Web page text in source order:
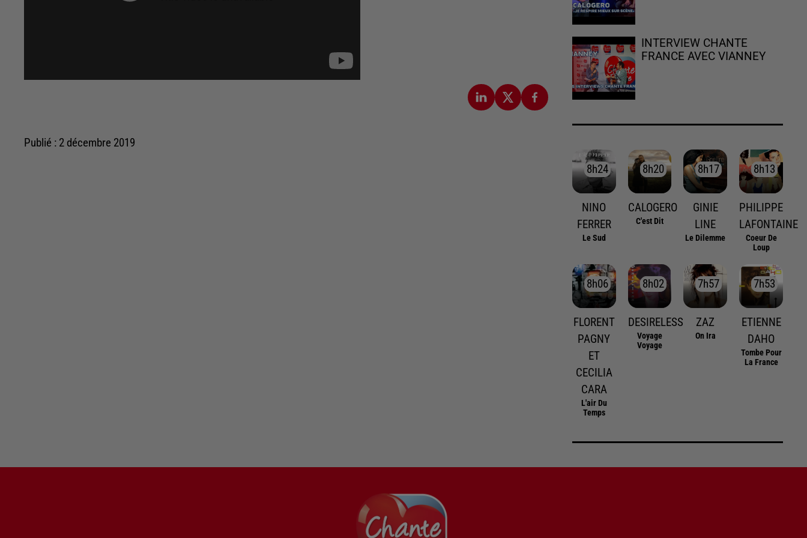
Publié : 2 décembre 2019
INTERVIEW CHANTE
FRANCE AVEC VIANNEY
8h24
8h24
NINO
FERRER
Le Sud
8h20
8h20
CALOGERO
C'est Dit
8h17
8h17
GINIE
LINE
Le Dilemme
8h13
8h13
PHILIPPE
LAFONTAINE
Coeur De
Loup
8h06
8h06
FLORENT
PAGNY
ET
CECILIA
CARA
L'air Du
Temps
8h02
8h02
DESIRELESS
Voyage
Voyage
7h57
7h57
ZAZ
On Ira
7h53
7h53
ETIENNE
DAHO
Tombe Pour
La France